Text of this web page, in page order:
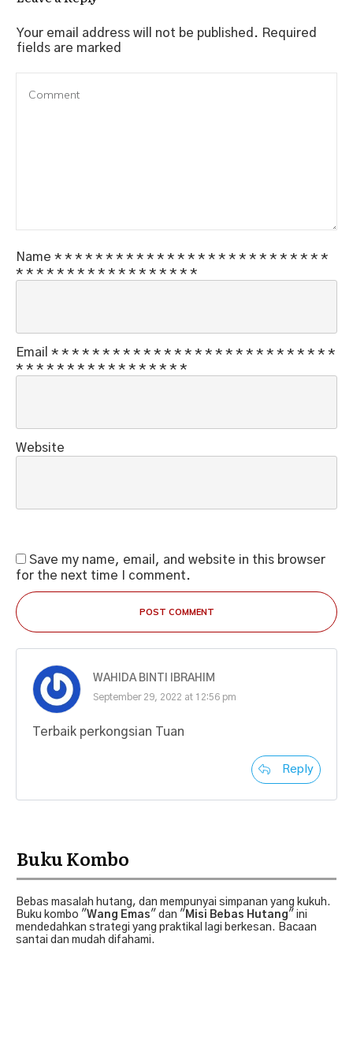
Your email address will not be published. Required
fields are marked
Name * * * * * * * * * * * * * * * * * * * * * * * * * * *
* * * * * * * * * * * * * * * * * *
Email * * * * * * * * * * * * * * * * * * * * * * * * * * * *
* * * * * * * * * * * * * * * * *
Website
Save my name, email, and website in this browser
for the next time I comment.
POST COMMENT
WAHIDA BINTI IBRAHIM
September 29, 2022 at 12:56 pm
Terbaik perkongsian Tuan
Reply
Buku Kombo
Bebas masalah hutang, dan mempunyai simpanan yang kukuh.
Buku kombo "Wang Emas" dan " Misi Bebas Hutang" ini
mendedahkan strategi yang praktikal lagi berkesan. Bacaan
santai dan mudah difahami.